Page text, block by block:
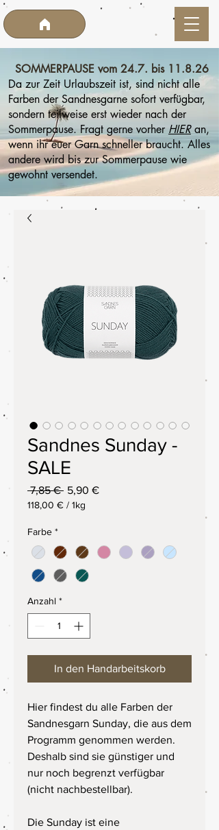
SOMMERPAUSE vom 24.7. bis 11.8.26
Da zur Zeit Urlaubszeit ist, sind nicht alle
Farben der Sandnesgarne sofort verfügbar,
sondern teilweise erst wieder nach der
Sommerpause. Fragt gerne vorher HIERan,
wenn ihr euer Garn schneller braucht. Alles
andere wird bis zur Sommerpause wie
gewohnt versendet.
Sandnes Sunday -
SALE
7,85 € Standardpreis
5,90 €Sale-
118,00 € / 1kg
pro
Kilogramm
Farbe *
Anzahl *
In den Handarbeitskorb
Hier findest du alle Farben der
Sandnesgarn Sunday, die aus dem
Programm genommen werden.
Deshalb sind sie günstiger und
nur noch begrenzt verfügbar
(nicht nachbestellbar).
Die Sunday ist eine